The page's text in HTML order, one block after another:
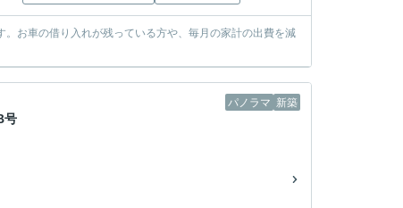
お車の借り入れが残っている方や、毎月の家計の出費を減
パノラマ 新築
号